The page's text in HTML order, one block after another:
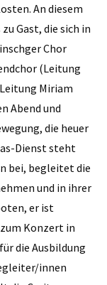
An diesem
Gast, die sich in
Chor
(Leitung
Miriam
Abend und
die heuer
Dienst steht
bei, begleitet die
und in ihrer
er ist
Konzert in
die Ausbildung
innen